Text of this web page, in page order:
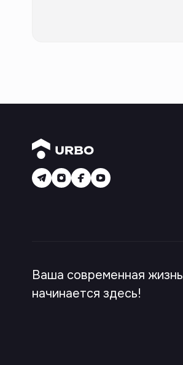
Ваша современная жизнь
начинается здесь!